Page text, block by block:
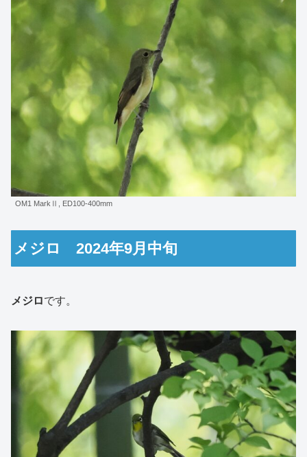
OM1 MarkⅡ, ED100-400mm
メジロ 2024年9月中旬
メジロです。